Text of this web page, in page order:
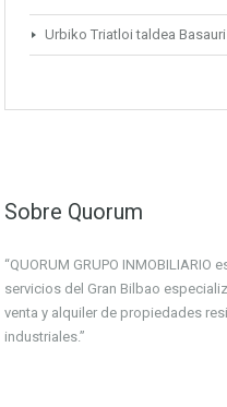
Urbiko Triatloi taldea Basauri
Sobre Quorum
“QUORUM GRUPO
servicios del Gran Bilbao
venta y alquiler de propiedades
industriales.”